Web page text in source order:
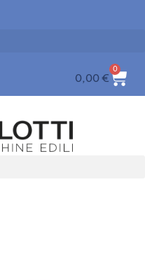
0,00€
0